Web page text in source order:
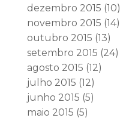
dezembro 2015 (10)
novembro 2015 (14)
outubro 2015 (13)
setembro 2015 (24)
agosto 2015 (12)
julho 2015 (12)
junho 2015 (5)
maio 2015 (5)